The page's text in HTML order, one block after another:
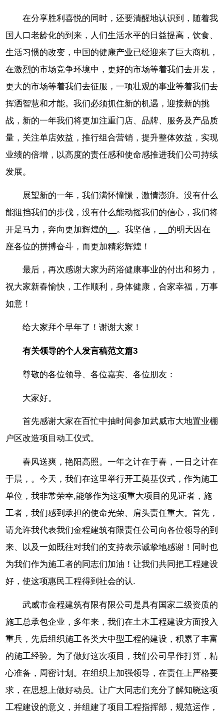
在分享胜利喜悦的同时，还要清醒地认识到，随着我
国人口老龄化的到来，人们生活水平的日益提高，饮食、
生活习惯的改变，中国的健康产业已经迎来了巨大商机，
在激烈的市场竞争环境中，更好的市场等着我们去开发，
更大的市场等着我们去征服，一项壮观的事业等着我们去
挥洒智慧和才能。我们必须抓住新的机遇，迎接新的挑
战，新的一年我们将更加注重门店、品牌、服务及产品质
量，关注单店效益，推行组合营销，提升整体效益，实现
业绩的倍增，以高度的责任感和使命感推进我们公司持续
发展。
展望新的一年，我们满怀憧憬，激情澎湃。没有什么
能阻挡我们的步伐，没有什么能动摇我们的信心，我们将
开足马力，奔向更加辉煌的__。我坚信，__的明天因在
座各位的拼搏奋斗，而更加精彩辉煌！
最后，再次感谢大家为药浴健康事业的付出和努力，
祝大家新春愉快，工作顺利，身体健康，合家幸福，万事
如意！
给大家拜个早年了！谢谢大家！
有关领导的个人发言稿范文篇3
尊敬的各位领导、各位嘉宾、各位朋友：
大家好。
首先感谢大家在百忙中抽时间参加武威市大地置业棚
户区改造项目动工仪式。
春风送爽，艳阳高照。一年之计在于春，一日之计在
于晨，。今天，我们在这里举行开工奠基仪式，作为施工
单位，我非常荣幸,能够作为这项重大项目的见证者，施
工者，我们感到承担的使命光荣、肩头责任重大。首先，
请允许我代表我们金程建筑有限责任公司向各位领导的到
来、以及一如既往对我们的支持表示诚挚地感谢！同时也
为我们作为施工者的同志们加油！让我们共同把工程建设
好，使这项惠民工程得到社会的认.
武威市金程建筑有限有限公司是具有国家二级资质的
施工总承包企业，多年来，我们在土木工程建设方面投入
重兵，先后组织施工各类大中型工程的建设，积累了丰富
的施工经验。为了做好这次项目，我们公司早作打算，精
心准备，周密计划。在组织上加强领导，在责任上严格要
求，在思想上做好动员。让广大同志们充分了解知晓这项
工程建设的意义，并组建了项目工程指挥部，规范运作，